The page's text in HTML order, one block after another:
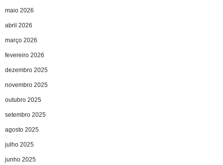
maio 2026
abril 2026
março 2026
fevereiro 2026
dezembro 2025
novembro 2025
outubro 2025
setembro 2025
agosto 2025
julho 2025
junho 2025